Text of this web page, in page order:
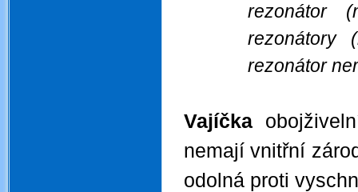
rezonátor
rezonátory
rezonátor
Vajíčka
nemají vnitřní
odolná proti